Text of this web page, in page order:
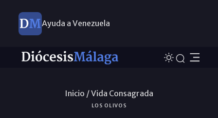
Ayuda a Venezuela
Inicio /Vida Consagrada
LOS OLIVOS